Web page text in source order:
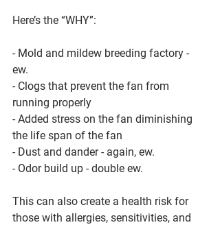
Here’s the “WHY”:
- Mold and mildew breeding factory -
ew.
- Clogs that prevent the fan from
running properly
- Added stress on the fan diminishing
the life span of the fan
- Dust and dander - again, ew.
- Odor build up - double ew.
This can also create a health risk for
those with allergies, sensitivities, and